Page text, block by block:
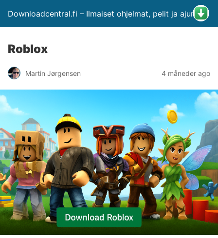
Downloadcentral.fi – Ilmaiset ohjelmat, pelit ja ajurit
Roblox
Martin Jørgensen 4 måneder ago